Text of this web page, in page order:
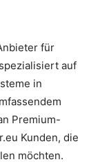
für
auf
in
Premium-
Kunden, die
möchten.